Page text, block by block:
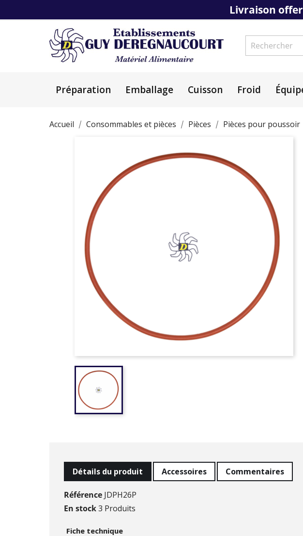
Livraison
Préparation Emballage Cuisson Froid
Accueil Consommables et pièces Pièces Pièces pour poussoir
Détails du produit Accessoires Commentaires
Référence JDPH26P
En stock3 Produits
Fiche technique